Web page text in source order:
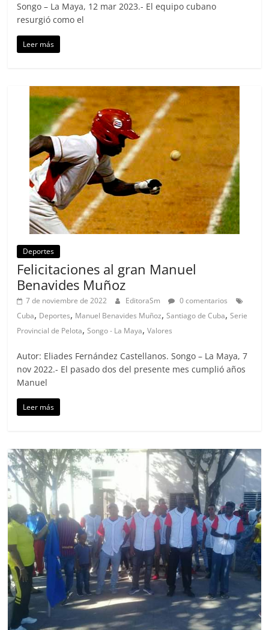
Songo – La Maya, 12 mar 2023.- El equipo cubano
resurgió como el
Leer más
Deportes
Felicitaciones al gran Manuel
Benavides Muñoz
7 de noviembre de 2022 EditoraSm
0 comentarios
Cuba, Deportes, Manuel Benavides Muñoz,Santiago de Cuba,Serie
Provincial de Pelota,Songo - La Maya,Valores
Autor: Eliades Fernández Castellanos. Songo – La Maya, 7
nov 2022.- El pasado dos del presente mes cumplió años
Manuel
Leer más